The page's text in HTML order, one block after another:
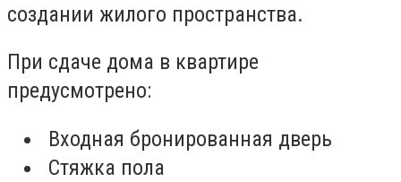
создании жилого пространства.
При сдаче дома в квартире
предусмотрено:
Входная бронированная дверь
Стяжка пола